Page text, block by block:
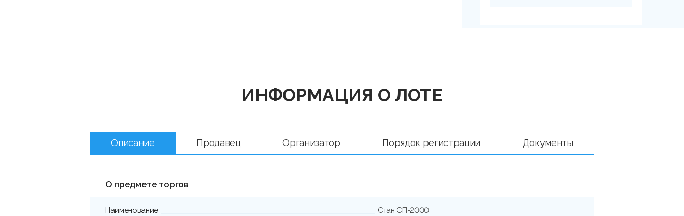
ИНФОРМАЦИЯ О ЛОТЕ
Описание Продавец Организатор Порядок регистрации Документы
О предмете торгов
Наименование Стан СП-2000